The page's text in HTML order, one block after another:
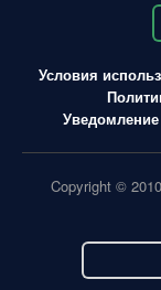
Условия
Уведомление
Copyright ©